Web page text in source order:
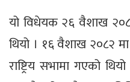
यो विधेयक २६ वैशाख
थियो । १६ वैशाख २०८२ मा
राष्ट्रिय सभामा गएको